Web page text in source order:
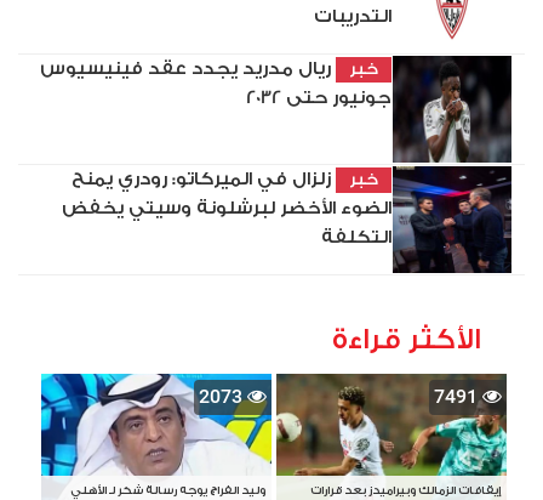
التدريبات
خبر
ريال مدريد يجدد عقد فينيسيوس
جونيور حتى 2032
خبر
زلزال في الميركاتو: رودري يمنح
الضوء الأخضر لبرشلونة وسيتي يخفض
التكلفة
الأكثر قراءة
7491
إيقافات الزمالك وبيراميدز بعد قرارات
2073
وليد الفراج يوجه رسالة شكر لـ الأهلي